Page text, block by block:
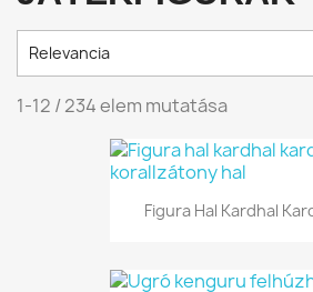
Relevancia
1-12 / 234 elem mutatása
Figura Hal Kardhal